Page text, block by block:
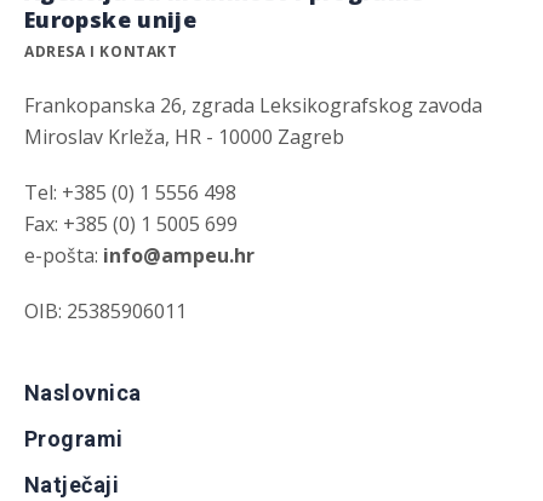
Europske unije
ADRESA I KONTAKT
Frankopanska 26, zgrada Leksikografskog zavoda
Miroslav Krleža, HR - 10000 Zagreb
Tel: +385 (0) 1 5556 498
Fax: +385 (0) 1 5005 699
e-pošta: info@ampeu.hr
OIB: 25385906011
Naslovnica
Programi
Natječaji